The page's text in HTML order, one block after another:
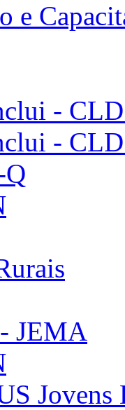
e
-
-
JEMA
Jovens